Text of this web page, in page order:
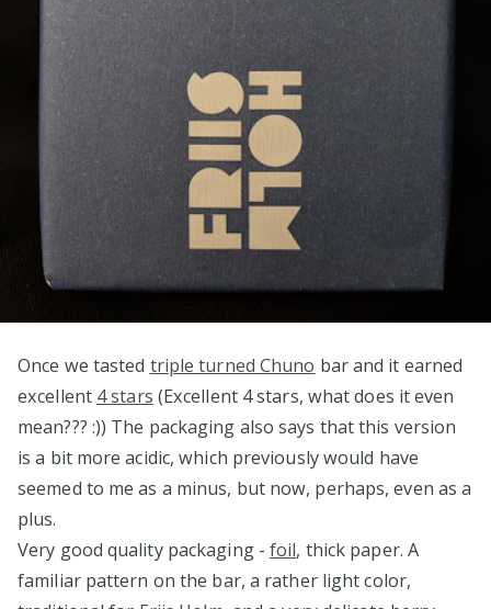
Once we tasted triple turned Chuno bar and it earned
excellent 4 stars (Excellent 4 stars, what does it even
mean??? :)) The packaging also says that this version
is a bit more acidic, which previously would have
seemed to me as a minus, but now, perhaps, even as a
plus.
Very good quality packaging -foil, thick paper. A
familiar pattern on the bar, a rather light color,